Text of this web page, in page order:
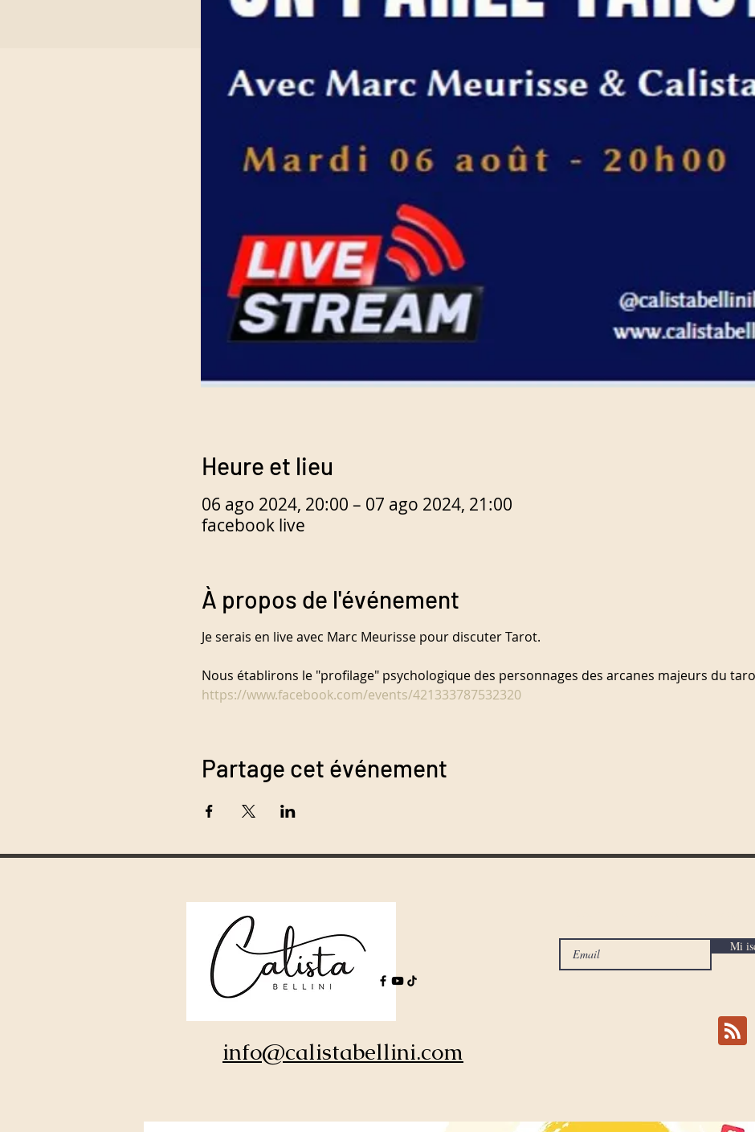
Heure et lieu
06 ago 2024, 20:00 – 07 ago 2024, 21:00
facebook live
À propos de l'événement
Je serais en live avec Marc Meurisse pour discuter Tarot.
Nous établirons le "profilage" psychologique des personnages des arcanes majeurs du
https://www.facebook.com/events/421333787532320
Partage cet événement
Blog spirituale
info@calistabellini.com
Mi